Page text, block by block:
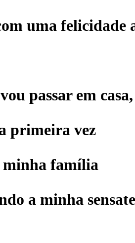
uma felicidade
passar em casa,
primeira vez
minha família
a minha